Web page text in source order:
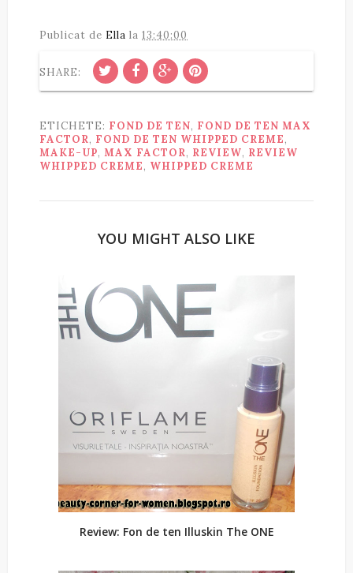
Publicat de Ella la 13:40:00
SHARE:
ETICHETE: FOND DE TEN, FOND DE TEN MAX
FACTOR, FOND DE TEN WHIPPED CREME,
MAKE-UP, MAX FACTOR, REVIEW, REVIEW
WHIPPED CREME, WHIPPED CREME
YOU MIGHT ALSO LIKE
Review: Fon de ten Illuskin The ONE